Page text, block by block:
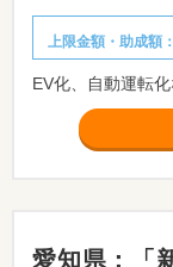
上限金額・助成額：
愛知県：「